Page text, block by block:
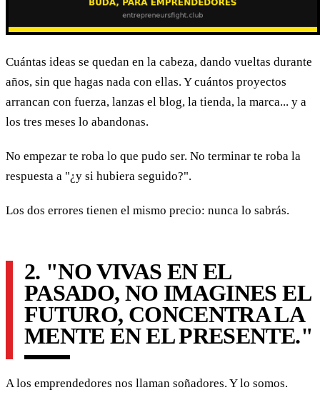
Cuántas ideas se quedan en la cabeza, dando vueltas durante
años, sin que hagas nada con ellas. Y cuántos proyectos
arrancan con fuerza, lanzas el blog, la tienda, la marca... y a
los tres meses lo abandonas.
No empezar te roba lo que pudo ser. No terminar te roba la
respuesta a "¿y si hubiera seguido?".
Los dos errores tienen el mismo precio: nunca lo sabrás.
2. "NO VIVAS EN EL
PASADO, NO IMAGINES EL
FUTURO, CONCENTRA LA
MENTE EN EL PRESENTE."
A los emprendedores nos llaman soñadores. Y lo somos.